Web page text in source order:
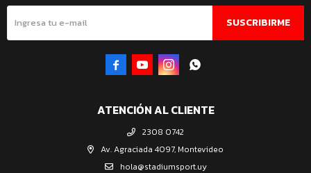
ATENCIÓN AL CLIENTE
2308 0742
Av. Agraciada 4097, Montevideo
hola@stadiumsport.uy
SUSCRIBIRME
   